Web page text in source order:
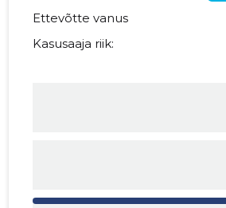
Ettevõtte vanus
Kasusaaja riik: